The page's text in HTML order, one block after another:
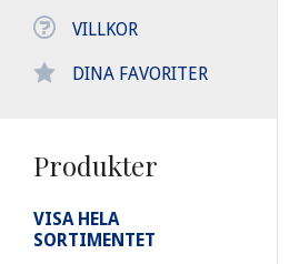
VILLKOR
DINA FAVORITER
Produkter
VISA HELA
SORTIMENTET